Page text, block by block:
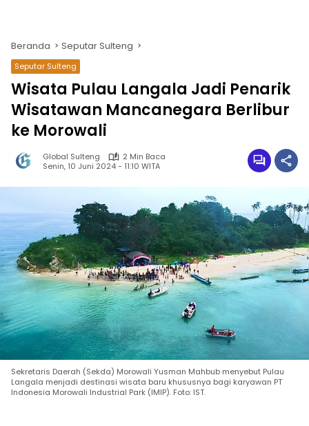
Beranda Seputar Sulteng
Seputar Sulteng
Wisata Pulau Langala Jadi Penarik
Wisatawan Mancanegara Berlibur
ke Morowali
Global Sulteng
2 Min Baca
Senin, 10 Juni 2024 - 11:10 WITA
Sekretaris Daerah (Sekda) Morowali Yusman Mahbub menyebut Pulau
Langala menjadi destinasi wisata baru khususnya bagi karyawan PT
Indonesia Morowali Industrial Park (IMIP). Foto: IST.